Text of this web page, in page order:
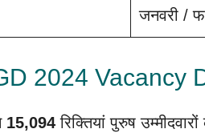
जनवरी /
2024 Vacancy
15,094 रिक्तियां पुरुष